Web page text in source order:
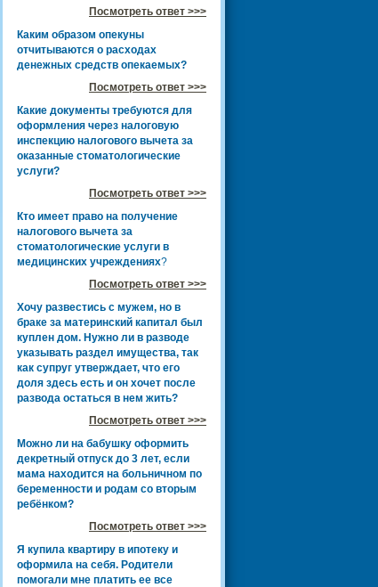
Посмотреть ответ >>>
Каким образом опекуны
отчитываются о расходах
денежных средств опекаемых?
Посмотреть ответ >>>
Какие документы требуются для
оформления через налоговую
инспекцию налогового вычета за
оказанные стоматологические
услуги?
Посмотреть ответ >>>
Кто имеет право на получение
налогового вычета за
стоматологические услуги в
медицинских учреждениях?
Посмотреть ответ >>>
Хочу развестись с мужем, но в
браке за материнский капитал был
куплен дом. Нужно ли в разводе
указывать раздел имущества, так
как супруг утверждает, что его
доля здесь есть и он хочет после
развода остаться в нем жить?
Посмотреть ответ >>>
Можно ли на бабушку оформить
декретный отпуск до 3 лет, если
мама находится на больничном по
беременности и родам со вторым
ребёнком?
Посмотреть ответ >>>
Я купила квартиру в ипотеку и
оформила на себя. Родители
помогали мне платить ее все